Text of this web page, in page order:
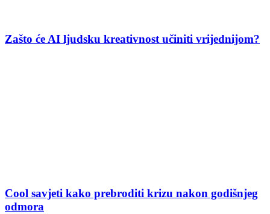
Zašto će AI ljudsku kreativnost učiniti vrijednijom?
Cool savjeti kako prebroditi krizu nakon godišnjeg
odmora